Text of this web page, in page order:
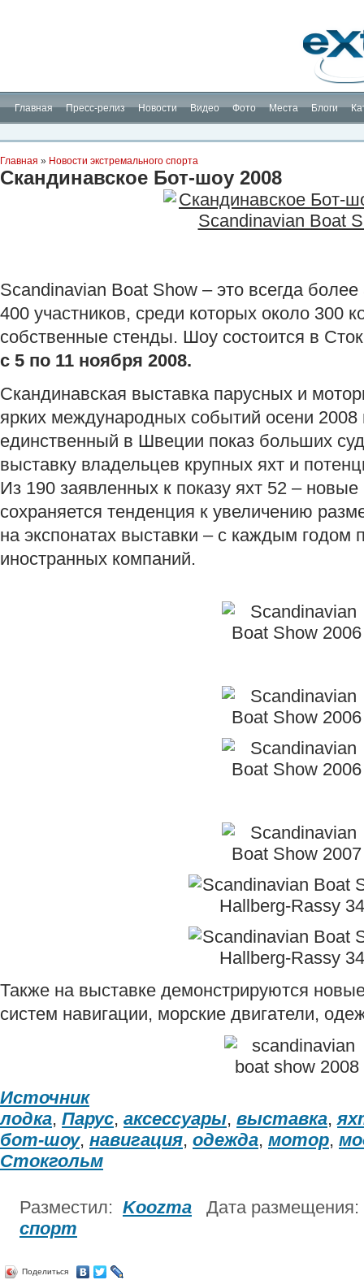
Главная Пресс-релиз Новости Видео Фото Места Блоги
Главная » Новости экстремального спорта
Скандинавское Бот-шоу 2008
Scandinavian Boat Show – это всегда
400 участников, среди которых около 300
собственные стенды. Шоу состоится в
с 5 по 11 ноября 2008.
Скандинавская выставка парусных и
ярких международных событий осени 2008
единственный в Швеции показ больших
выставку владельцев крупных яхт и
Из 190 заявленных к показу яхт 52 –
сохраняется тенденция к увеличению
на экспонатах выставки – с каждым годом
иностранных компаний.
Также на выставке демонстрируются
систем навигации, морские двигатели,
Источник
лодка, Парус, аксессуары, выставка,
бот-шоу, навигация, одежда, мотор,
Стокгольм
Разместил: Koozma Дата
спорт
Поделиться